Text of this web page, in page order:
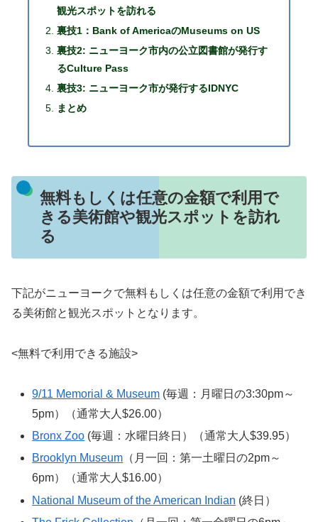
観光スポットを訪れる
裏技1：Bank of AmericaのMuseums on US
裏技2: ニューヨーク市内の公立図書館が発行す
るCulture Pass
裏技3: ニューヨーク市が発行するIDNYC
まとめ
無料もしくは任意の金額で利用で
きる美術館や観光スポットを訪れ
る
下記がニューヨークで無料もしくは任意の金額で利用でき
る美術館と観光スポットとなります。
<無料で利用できる施設>
9/11 Memorial & Museum (毎週：月曜日の3:30pm～
5pm）（通常大人$26.00）
Bronx Zoo (毎週：水曜日終日）（通常大人$39.95）
Brooklyn Museum （月一回：第一土曜日の2pm～
6pm）（通常大人$16.00）
National Museum of the American Indian (終日）